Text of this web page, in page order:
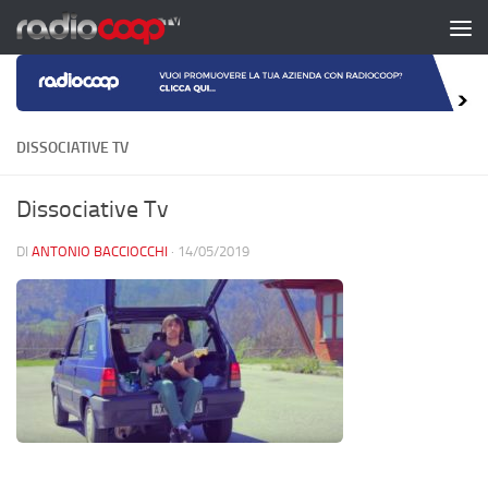
Salta al contenuto
DISSOCIATIVE TV
Dissociative Tv
DI ANTONIO BACCIOCCHI · 14/05/2019